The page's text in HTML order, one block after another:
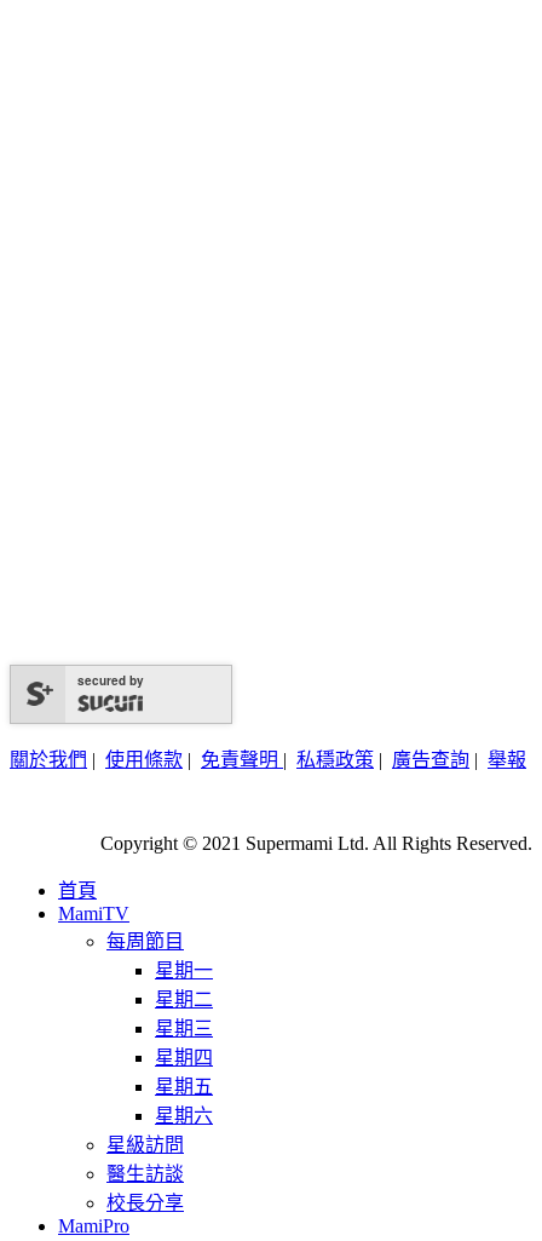
secured by
關於我們 | 使用條款 | 免責聲明 | 私穩政策 | 廣告查詢 | 舉報
Copyright © 2021 Supermami Ltd. All Rights Reserved.
首頁
MamiTV
每周節目
星期一
星期二
星期三
星期四
星期五
星期六
星級訪問
醫生訪談
校長分享
MamiPro